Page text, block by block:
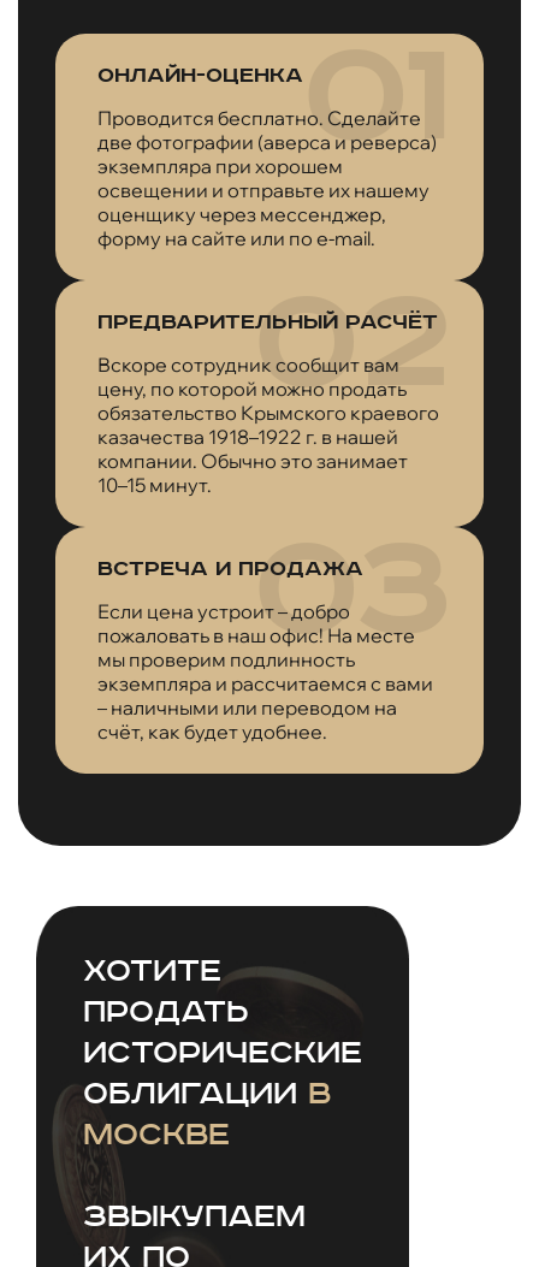
Онлайн-оценка
Проводится бесплатно. Сделайте
две фотографии (аверса и реверса)
экземпляра при хорошем
освещении и отправьте их нашему
оценщику через мессенджер,
форму на сайте или по e-mail.
Предварительный расчёт
Вскоре сотрудник сообщит вам
цену, по которой можно продать
обязательство Крымского краевого
казачества 1918–1922 г. в нашей
компании. Обычно это занимает
10–15 минут.
Встреча и продажа
Если цена устроит – добро
пожаловать в наш офис! На месте
мы проверим подлинность
экземпляра и рассчитаемся с вами
– наличными или переводом на
счёт, как будет удобнее.
Хотите
продать
исторические
облигации в
Москве
зВыкупаем
их по